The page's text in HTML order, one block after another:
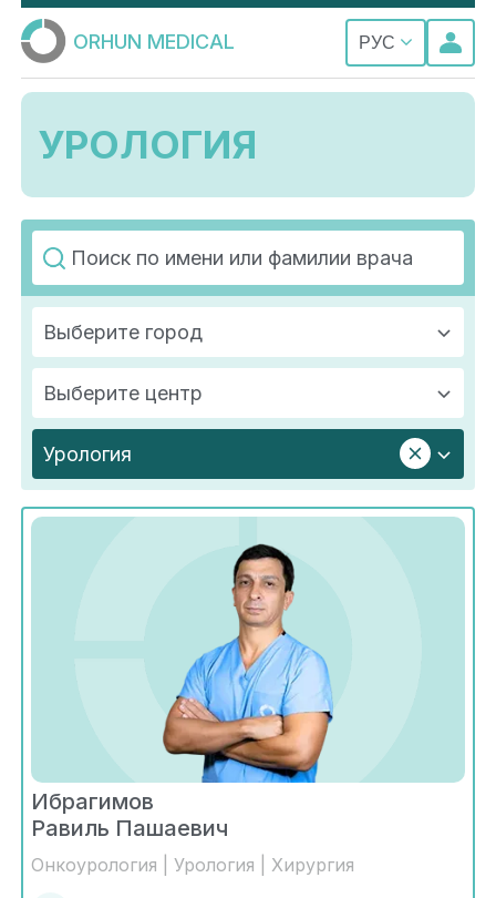
ORHUN MEDICAL РУС
УРОЛОГИЯ
Выберите город
Выберите центр
Урология
Ибрагимов
Равиль Пашаевич
Онкоурология | Урология | Хирургия